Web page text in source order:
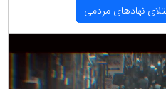
نهادهای مردمی